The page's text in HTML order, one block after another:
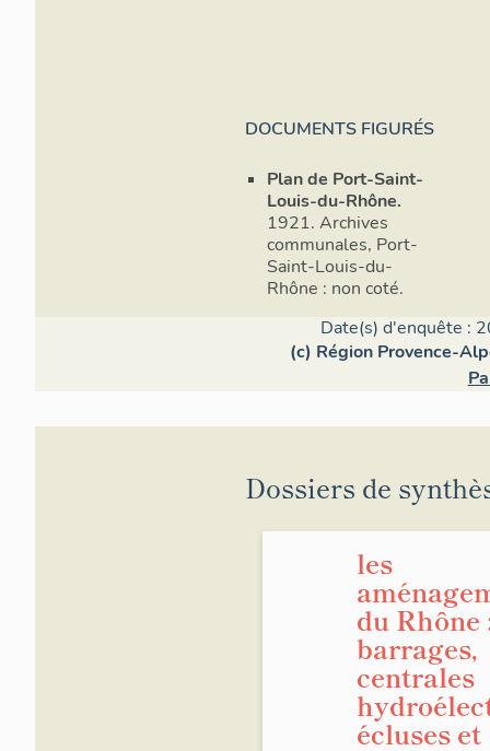
DOCUMENTS FIGURÉS
Plan de Port-Saint-
Louis-du-Rhône.
1921. Archives
communales, Port-
Saint-Louis-du-
Rhône : non coté.
Date(s) d'enquête :
(c) Région Provence-
Dossiers de
les
du Rhône
barrages,
centrales
écluses et